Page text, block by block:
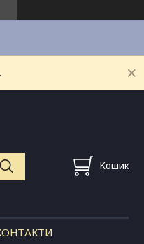
Кошик